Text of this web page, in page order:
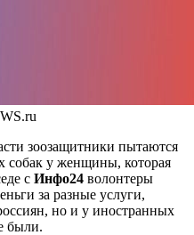
зоозащитники пытаются
собак у женщины, которая
с Инфо24 волонтеры
за разные услуги,
но и у иностранных
были.